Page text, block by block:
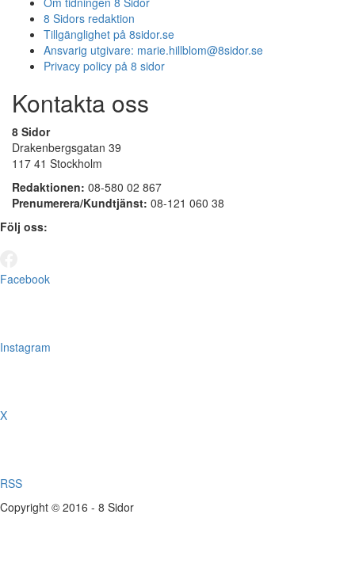
8 Sidors redaktion
Tillgänglighet på 8sidor.se
Ansvarig utgivare: marie.hillblom@8sidor.se
Privacy policy på 8 sidor
Kontakta oss
8 Sidor
Drakenbergsgatan 39
117 41 Stockholm
Redaktionen: 08-580 02 867
Prenumerera/Kundtjänst: 08-121 060 38
Följ oss:
Facebook
Instagram
X
RSS
Copyright © 2016 - 8 Sidor